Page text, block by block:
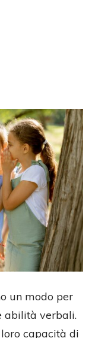
un modo per
abilità verbali.
capacità di